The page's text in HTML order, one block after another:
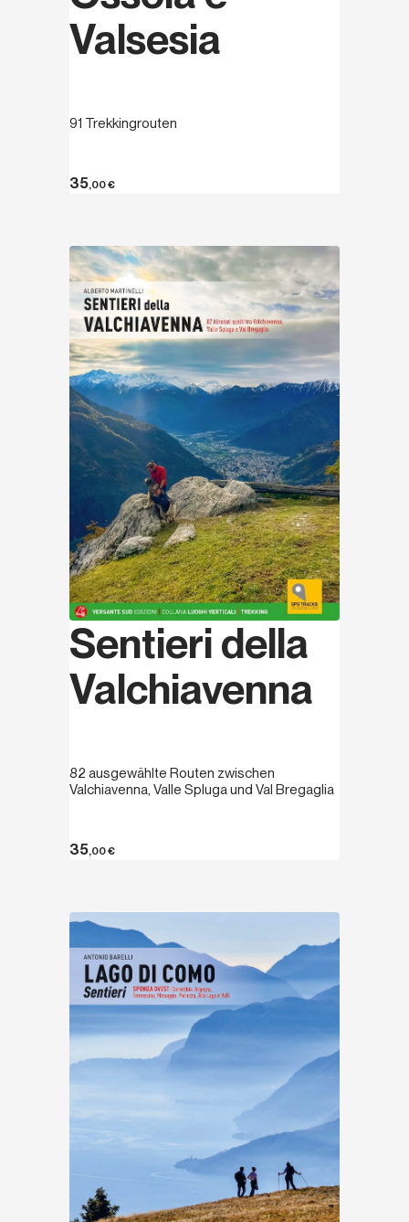
Valsesia
91 Trekkingrouten
35,00€
Entdecken
Sentieri della
Valchiavenna
82 ausgewählte Routen zwischen
Valchiavenna, Valle Spluga und Val Bregaglia
35,00€